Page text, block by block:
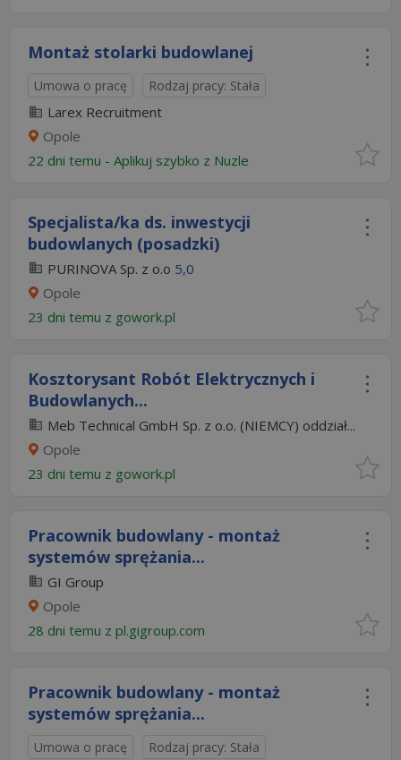
Montaż stolarki budowlanej
Umowa o pracę Rodzaj pracy: Stała
Larex Recruitment
Opole
22 dni temu - Aplikuj szybko z Nuzle
Specjalista/ka ds. inwestycji
budowlanych (posadzki)
PURINOVA Sp. z o.o 5,0
Opole
23 dni temu z gowork.pl
Kosztorysant Robót Elektrycznych i
Budowlanych...
Meb Technical GmbH Sp. z o.o. (NIEMCY) oddział...
Opole
23 dni temu z gowork.pl
Pracownik budowlany - montaż
systemów sprężania...
GI Group
Opole
28 dni temu z pl.gigroup.com
Pracownik budowlany - montaż
systemów sprężania...
Umowa o pracę Rodzaj pracy: Stała